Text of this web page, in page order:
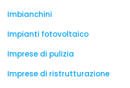
Imbianchini
Impianti fotovoltaico
Imprese di pulizia
Imprese di ristrutturazione